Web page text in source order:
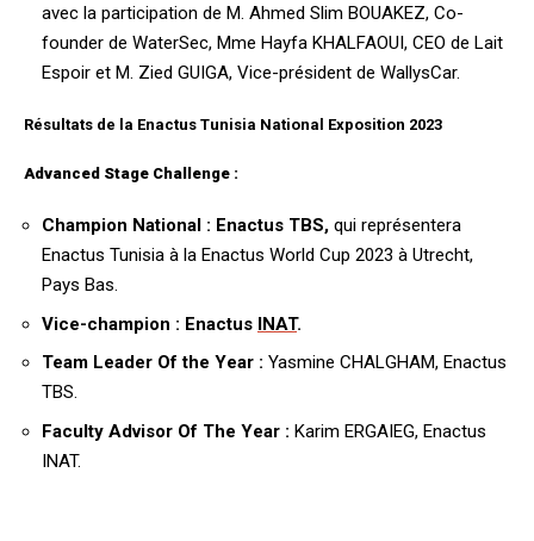
avec la participation de M. Ahmed Slim BOUAKEZ, Co-
founder de WaterSec, Mme Hayfa KHALFAOUI, CEO de Lait
Espoir et M. Zied GUIGA, Vice-président de WallysCar.
Résultats de la Enactus Tunisia National Exposition 2023
Advanced Stage Challenge :
Champion National : Enactus TBS, qui représentera
Enactus Tunisia à la Enactus World Cup 2023 à Utrecht,
Pays Bas.
Vice-champion : Enactus INAT.
Team Leader Of the Year : Yasmine CHALGHAM, Enactus
TBS.
Faculty Advisor Of The Year : Karim ERGAIEG, Enactus
INAT.